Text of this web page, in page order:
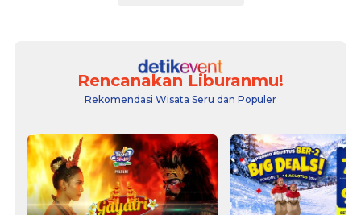
Rencanakan Liburanmu!
Rekomendasi Wisata Seru dan Populer